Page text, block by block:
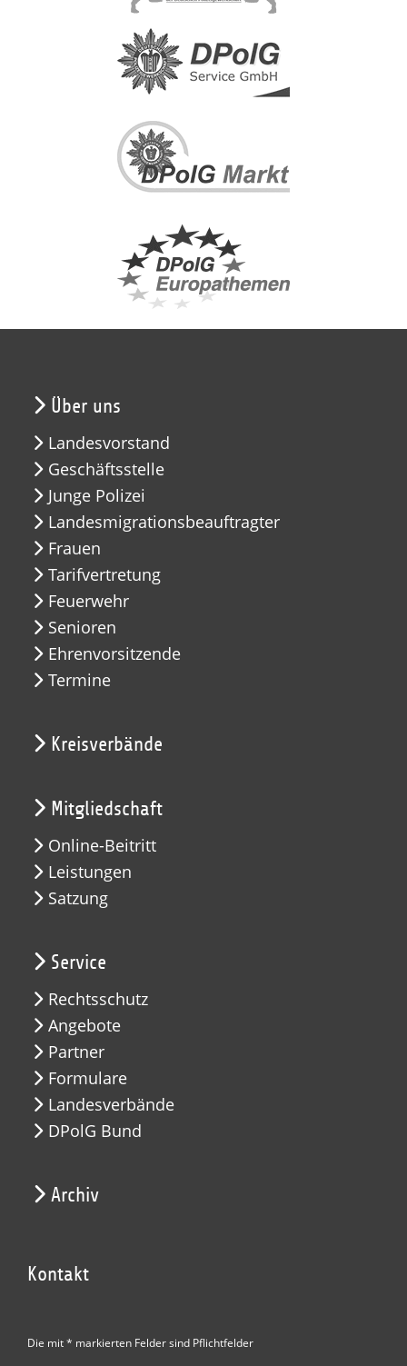
Über uns
Landesvorstand
Geschäftsstelle
Junge Polizei
Landesmigrationsbeauftragter
Frauen
Tarifvertretung
Feuerwehr
Senioren
Ehrenvorsitzende
Termine
Kreisverbände
Mitgliedschaft
Online-Beitritt
Leistungen
Satzung
Service
Rechtsschutz
Angebote
Partner
Formulare
Landesverbände
DPolG Bund
Archiv
Kontakt
Die mit * markierten Felder sind Pflichtfelder